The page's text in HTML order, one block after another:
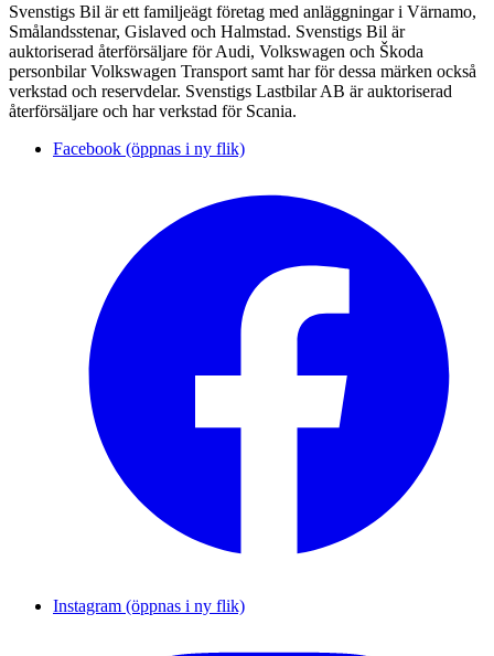
Svenstigs Bil är ett familjeägt företag med anläggningar i Värnamo,
Smålandsstenar, Gislaved och Halmstad. Svenstigs Bil är
auktoriserad återförsäljare för Audi, Volkswagen och Škoda
personbilar Volkswagen Transport samt har för dessa märken också
verkstad och reservdelar. Svenstigs Lastbilar AB är auktoriserad
återförsäljare och har verkstad för Scania.
Facebook (öppnas i ny flik)
Instagram (öppnas i ny flik)